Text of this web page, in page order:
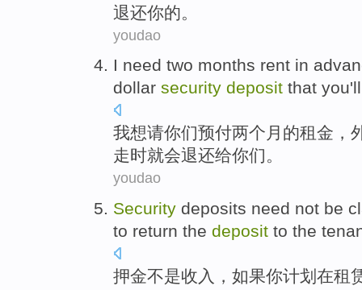
退还你的。
youdao
I need two months rent in
dollar security deposit that you'll
我想请你们预付两个月 的租金 ，
走时就会退还给你们。
youdao
Security deposits need not be
to return the deposit to the
押金不是收入 ， 如果你计划 在租